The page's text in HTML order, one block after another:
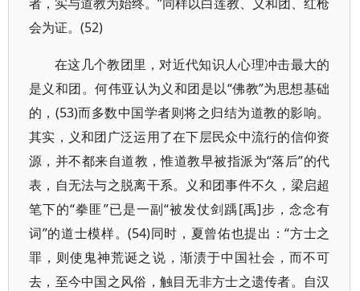
会为证。(52)
在这几个教团里，对近代知识人心理冲击最大的
是义和团。何伟亚认为义和团是以“佛教”为思想基础
的，(53)而多数中国学者则将之归结为道教的影响。
其实，义和团广泛运用了在下层民众中流行的信仰资
源，并不都来自道教，惟道教早被指派为“落后”的代
表，自无法与之脱离干系。义和团事件不久，梁启超
笔下的“拳匪”已是一副“被发仗剑踽[禹]步，念念有
词”的道士模样。(54)同时，夏曾佑也提出：“方士之
罪，则使鬼神荒诞之说，渐渍于中国社会，而不可
去，至今中国之风俗，触目无非方士之遗传者。自汉